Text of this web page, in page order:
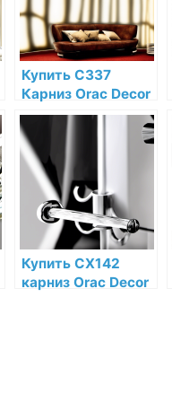
Купить C337
Карниз Orac Decor
Полиуретан Orac
Decor по низкой
цене в интернет-
магазине
Купить CX142
карниз Orac Decor